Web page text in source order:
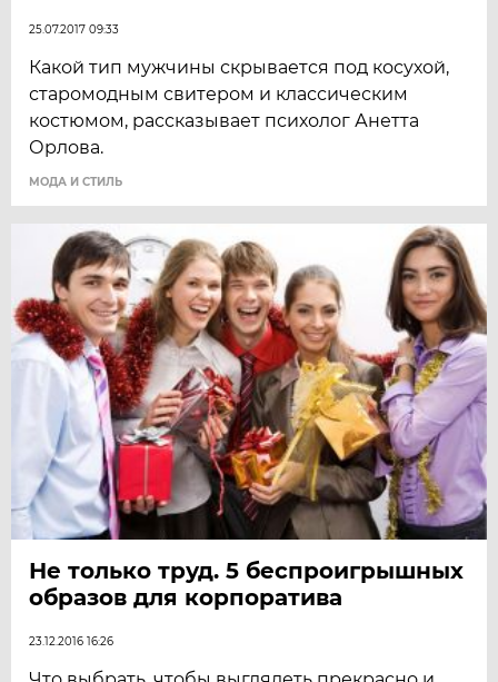
25.07.2017 09:33
Какой тип мужчины скрывается под косухой,
старомодным свитером и классическим
костюмом, рассказывает психолог Анетта
Орлова.
МОДА И СТИЛЬ
Не только труд. 5 беспроигрышных
образов для корпоратива
23.12.2016 16:26